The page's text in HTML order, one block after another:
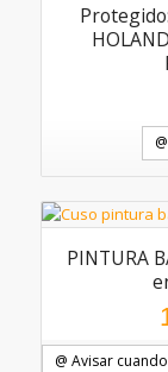
PINTURA
@ Avisar